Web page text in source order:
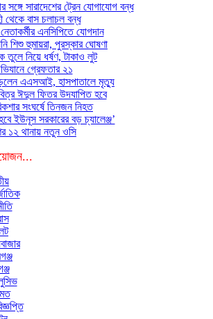
সঙ্গে সারাদেশের ট্রেন যোগাযোগ বন্ধ
থেকে বাস চলাচল বন্ধ
এনসিপিতে যোগদান
শিশু হুমায়রা, পুরস্কার ঘোষণা
তুলে নিয়ে ধর্ষণ, টাকাও লুট
গ্রেফতার ২১
এএসআই, হাসপাতালে মৃত্যু
ঈদুল ফিতর উদযাপিত হবে
সংঘর্ষে তিনজন নিহত
ইউনূস সরকারের বড় চ্যালেঞ্জ’
১২ থানায় নতুন ওসি